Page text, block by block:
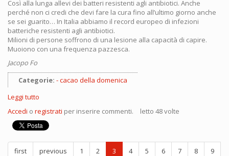
Così alla lunga allevi dei batteri resistenti agli antibiotici. Anche
perché non ci credi che devi fare la cura fino all’ultimo giorno anche
se sei guarito… In Italia abbiamo il record europeo di infezioni
batteriche resistenti agli antibiotici.
Milioni di persone soffrono di una lesione alla capacità di capire.
Muoiono con una frequenza pazzesca.
Jacopo Fo
Categorie:
cacao della domenica
Leggi tutto
e
insetticidi
Accedi o registrati per inserire commenti. letto 48 volte
first previous 1 2 3 4 5 6 7 8 9